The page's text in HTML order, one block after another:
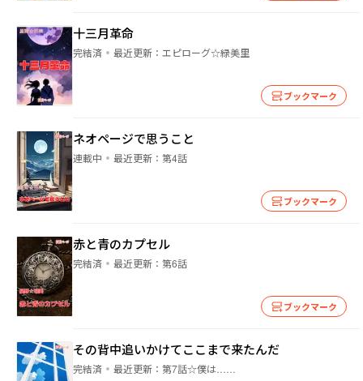
十三月革命
完結済 最近更新： エピローグ☆緑美里
ブックマーク
ネオページで思うこと
連載中 最近更新： 第4話
ブックマーク
赤と青のカプセル
完結済 最近更新： 第6話
ブックマーク
その背中追いかけてここまで来たんだ
完結済 最近更新： 第7話☆僕は……